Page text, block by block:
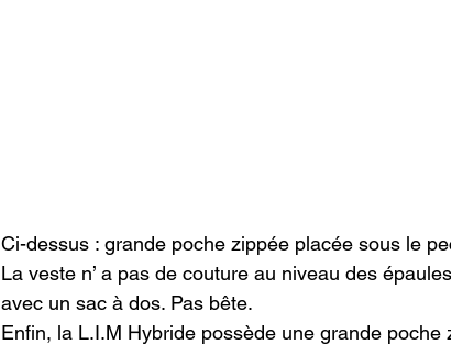
Ci-dessus : grande poche zippée placée sous le
La veste n’ a pas de couture au niveau des
avec un sac à dos. Pas bête.
Enfin, la L.I.M Hybride possède une grande